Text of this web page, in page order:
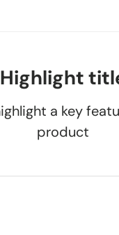
Highlight
a key
product